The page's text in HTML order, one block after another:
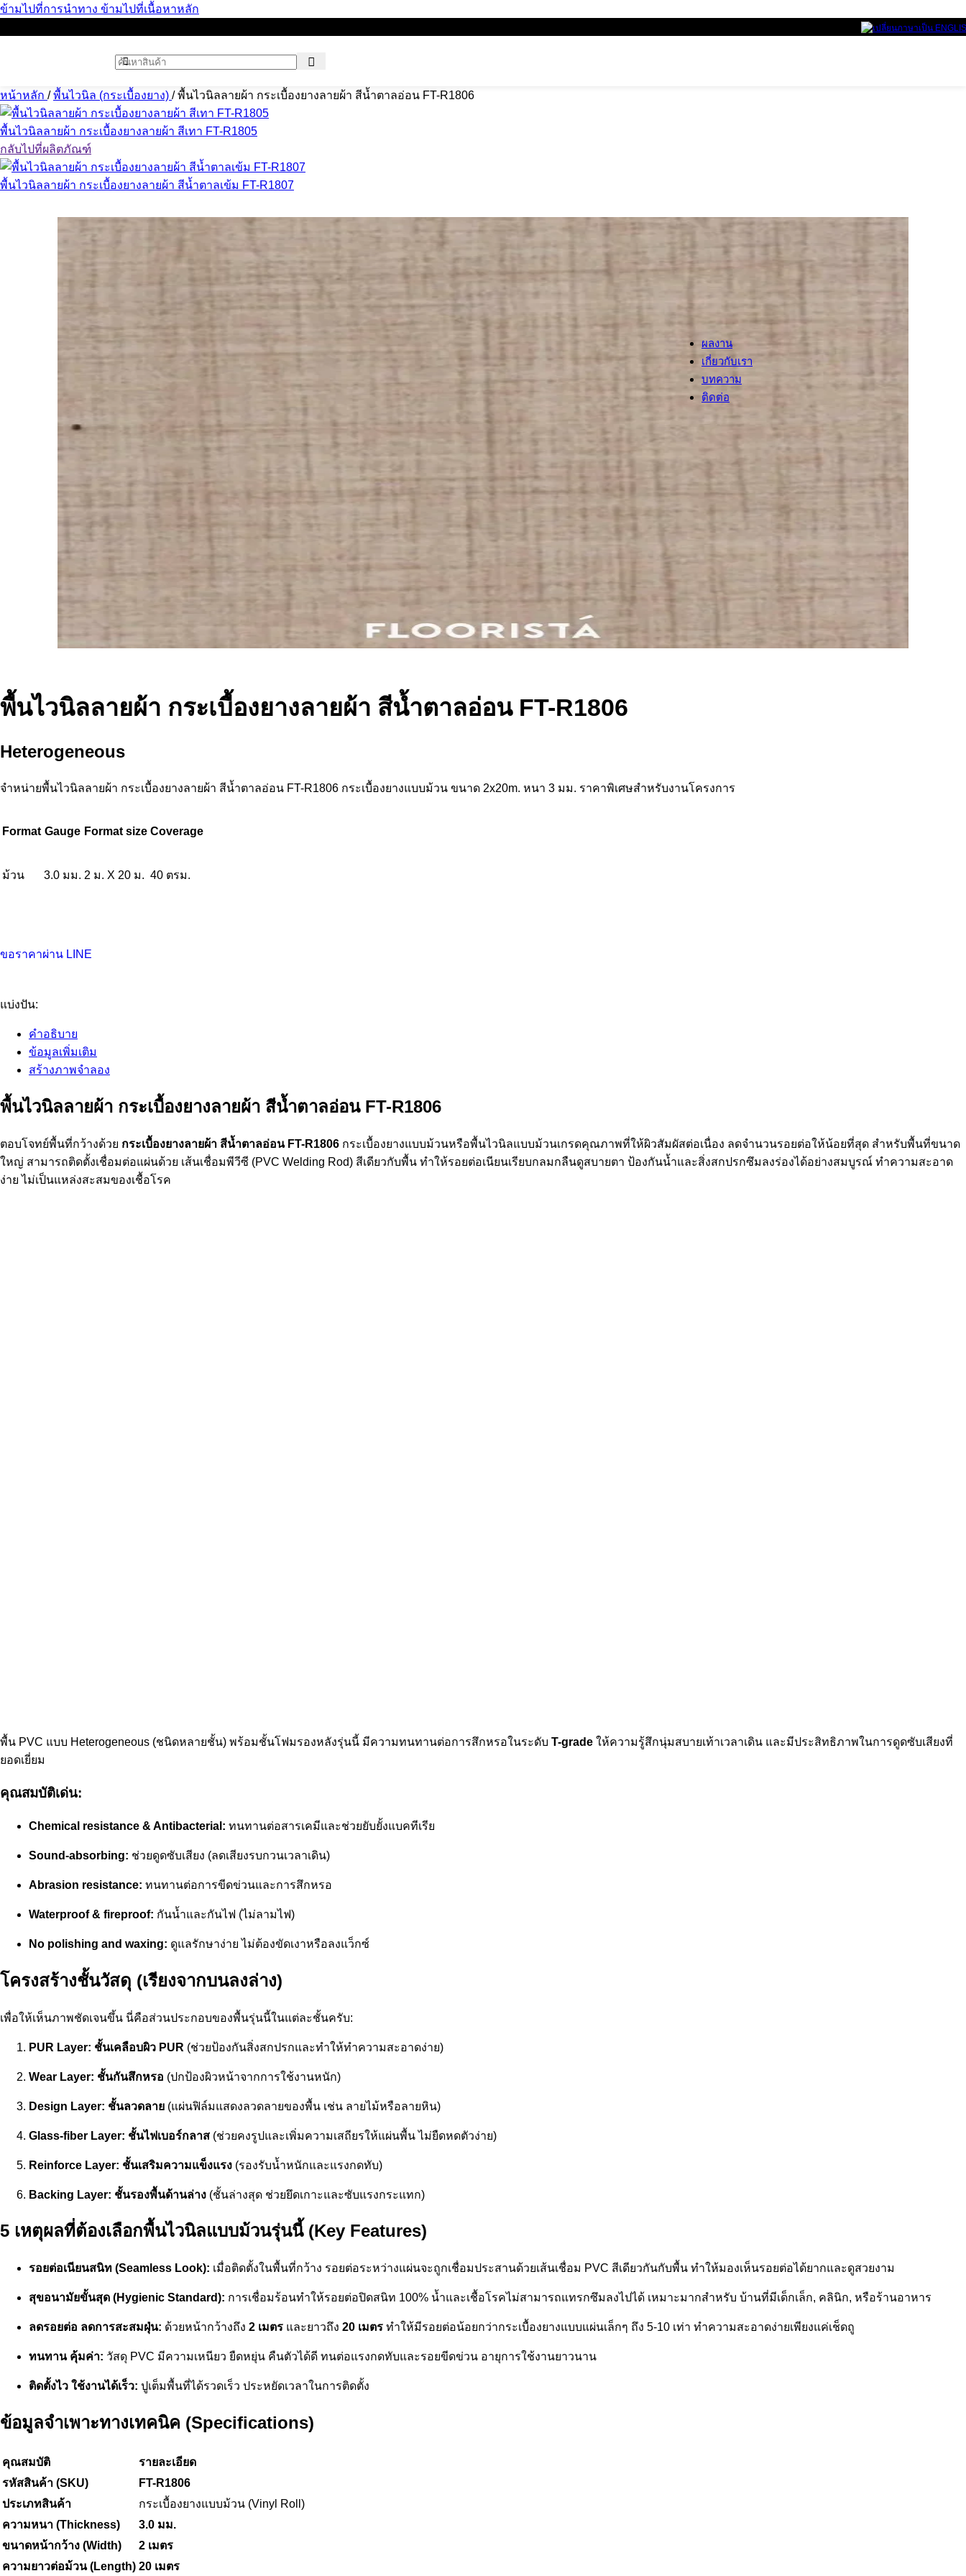
ข้ามไปที่การนำทาง ข้ามไปที่เนื้อหาหลัก
พื้นที่เป็นมิตรกับสิ่งแวดล้อม ทั้งวัสดุและขั้นตอนการผ
ราวจับทางเดิน ราวจับผนังกันกระแทกภายในอาคาร
พื้นยางสนามกีฬา
พื้นห้องฟิตเนส พื้นยางสนามกีฬาในร่ม
ผลงาน
เกี่ยวกับเรา
บทความ
ติดต่อ
หน้าหลัก / พื้นไวนิล (กระเบื้องยาง) / พื้นไวนิลลายผ้า กระเบื้องยางลายผ้า สีน้ำตาลอ่อน FT-R1806
พื้นไวนิลลายผ้า กระเบื้องยางลายผ้า สีเทา FT-R1805
กลับไปที่ผลิตภัณฑ์
พื้นไวนิลลายผ้า กระเบื้องยางลายผ้า สีน้ำตาลเข้ม FT-R1807
พื้นไวนิลลายผ้า กระเบื้องยางลายผ้า สีน้ำตาลอ่อน FT-R1806
Heterogeneous
จำหน่ายพื้นไวนิลลายผ้า กระเบื้องยางลายผ้า สีน้ำตาลอ่อน FT-R1806 กระเบื้องยางแบบม้วน ขนาด 2x20m. หนา 3 มม. ราคาพิเศษสำหรับงานโครงการ
Format Gauge Format size Coverage
ม้วน 3.0 มม. 2 ม. X 20 ม. 40 ตรม.
ขอราคาผ่าน LINE
แบ่งปัน:
คำอธิบาย
ข้อมูลเพิ่มเติม
สร้างภาพจำลอง
พื้นไวนิลลายผ้า กระเบื้องยางลายผ้า สีน้ำตาลอ่อน FT-R1806
ตอบโจทย์พื้นที่กว้างด้วย กระเบื้องยางลายผ้า สีน้ำตาลอ่อน FT-R1806 กระเบื้องยางแบบม้วนหรือพื้นไวนิลแบบม้วนเกรดคุณภาพที่ให้ผิวสัมผัสต่อเนื่อง ลดจำนวนรอยต่อให้น้อยที่สุด สำหรับพื้นที่ขนาด
ใหญ่ สามารถติดตั้งเชื่อมต่อแผ่นด้วย เส้นเชื่อมพีวีซี (PVC Welding Rod) สีเดียวกับพื้น ทำให้รอยต่อเนียนเรียบกลมกลืนดูสบายตา ป้องกันน้ำและสิ่งสกปรกซึมลงร่องได้อย่างสมบูรณ์ ทำความสะอาด
ง่าย ไม่เป็นแหล่งสะสมของเชื้อโรค
พื้น PVC แบบ Heterogeneous (ชนิดหลายชั้น) พร้อมชั้นโฟมรองหลังรุ่นนี้ มีความทนทานต่อการสึกหรอในระดับ T-grade ให้ความรู้สึกนุ่มสบายเท้าเวลาเดิน และมีประสิทธิภาพในการดูดซับเสียงที่
ยอดเยี่ยม
คุณสมบัติเด่น:
Chemical resistance & Antibacterial: ทนทานต่อสารเคมีและช่วยยับยั้งแบคทีเรีย
Sound-absorbing: ช่วยดูดซับเสียง (ลดเสียงรบกวนเวลาเดิน)
Abrasion resistance: ทนทานต่อการขีดข่วนและการสึกหรอ
Waterproof & fireproof: กันน้ำและกันไฟ (ไม่ลามไฟ)
No polishing and waxing: ดูแลรักษาง่าย ไม่ต้องขัดเงาหรือลงแว็กซ์
โครงสร้างชั้นวัสดุ (เรียงจากบนลงล่าง)
เพื่อให้เห็นภาพชัดเจนขึ้น นี่คือส่วนประกอบของพื้นรุ่นนี้ในแต่ละชั้นครับ:
PUR Layer: ชั้นเคลือบผิว PUR (ช่วยป้องกันสิ่งสกปรกและทำให้ทำความสะอาดง่าย)
Wear Layer: ชั้นกันสึกหรอ (ปกป้องผิวหน้าจากการใช้งานหนัก)
Design Layer: ชั้นลวดลาย (แผ่นฟิล์มแสดงลวดลายของพื้น เช่น ลายไม้หรือลายหิน)
Glass-fiber Layer: ชั้นไฟเบอร์กลาส (ช่วยคงรูปและเพิ่มความเสถียรให้แผ่นพื้น ไม่ยืดหดตัวง่าย)
Reinforce Layer: ชั้นเสริมความแข็งแรง (รองรับน้ำหนักและแรงกดทับ)
Backing Layer: ชั้นรองพื้นด้านล่าง (ชั้นล่างสุด ช่วยยึดเกาะและซับแรงกระแทก)
5 เหตุผลที่ต้องเลือกพื้นไวนิลแบบม้วนรุ่นนี้ (Key Features)
รอยต่อเนียนสนิท (Seamless Look): เมื่อติดตั้งในพื้นที่กว้าง รอยต่อระหว่างแผ่นจะถูกเชื่อมประสานด้วยเส้นเชื่อม PVC สีเดียวกันกับพื้น ทำให้มองเห็นรอยต่อได้ยากและดูสวยงาม
สุขอนามัยขั้นสุด (Hygienic Standard): การเชื่อมร้อนทำให้รอยต่อปิดสนิท 100% น้ำและเชื้อโรคไม่สามารถแทรกซึมลงไปได้ เหมาะมากสำหรับ บ้านที่มีเด็กเล็ก, คลินิก, หรือร้านอาหาร
ลดรอยต่อ ลดการสะสมฝุ่น: ด้วยหน้ากว้างถึง 2 เมตร และยาวถึง 20 เมตร ทำให้มีรอยต่อน้อยกว่ากระเบื้องยางแบบแผ่นเล็กๆ ถึง 5-10 เท่า ทำความสะอาดง่ายเพียงแค่เช็ดถู
ทนทาน คุ้มค่า: วัสดุ PVC มีความเหนียว ยืดหยุ่น คืนตัวได้ดี ทนต่อแรงกดทับและรอยขีดข่วน อายุการใช้งานยาวนาน
ติดตั้งไว ใช้งานได้เร็ว: ปูเต็มพื้นที่ได้รวดเร็ว ประหยัดเวลาในการติดตั้ง
ข้อมูลจำเพาะทางเทคนิค (Specifications)
คุณสมบัติ
รายละเอียด
รหัสสินค้า (SKU)
FT-R1806
ประเภทสินค้า
กระเบื้องยางแบบม้วน (Vinyl Roll)
ความหนา (Thickness)
3.0 มม.
ขนาดหน้ากว้าง (Width)
2 เมตร
ความยาวต่อม้วน (Length) 20 เมตร